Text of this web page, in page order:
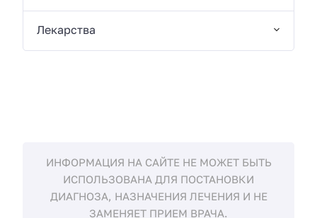
Лекарства
ИНФОРМАЦИЯ НА САЙТЕ НЕ МОЖЕТ БЫТЬ
ИСПОЛЬЗОВАНА ДЛЯ ПОСТАНОВКИ
ДИАГНОЗА, НАЗНАЧЕНИЯ ЛЕЧЕНИЯ И НЕ
ЗАМЕНЯЕТ ПРИЕМ ВРАЧА.